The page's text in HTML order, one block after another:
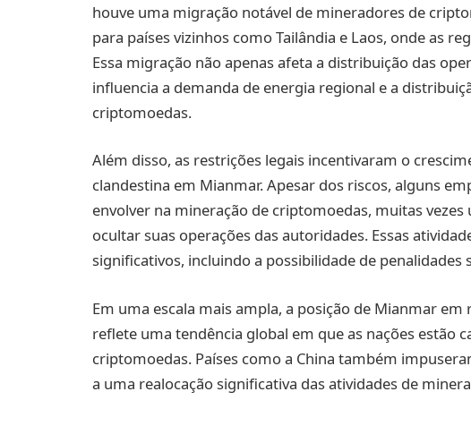
houve uma migração notável de mineradores de
para países vizinhos como Tailândia e Laos, onde as
Essa migração não apenas afeta a distribuição das
influencia a demanda de energia regional e a
criptomoedas.
Além disso, as restrições legais incentivaram o
clandestina em Mianmar. Apesar dos riscos, alguns
envolver na mineração de criptomoedas, muitas
ocultar suas operações das autoridades. Essas
significativos, incluindo a possibilidade de penalidades
Em uma escala mais ampla, a posição de Mianmar
reflete uma tendência global em que as nações estão
criptomoedas. Países como a China também
a uma realocação significativa das atividades de